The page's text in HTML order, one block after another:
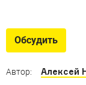
Необычные
Обсудить
Автор: Алексей